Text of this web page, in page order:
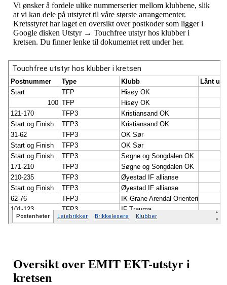
Vi ønsker å fordele ulike nummerserier mellom klubbene, slik
at vi kan dele på utstyret til våre største arrangementer.
Kretsstyret har laget en oversikt over postkoder som ligger i
Google disken Utstyr → Touchfree utstyr hos klubber i
kretsen. Du finner lenke til dokumentet rett under her.
Oversikt over EMIT EKT-utstyr i
kretsen